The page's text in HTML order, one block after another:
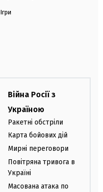
Ігри
Війна Росії з
Україною
Ракетні обстріли
Карта бойових дій
Мирні переговори
Повітряна тривога в
Україні
Масована атака по